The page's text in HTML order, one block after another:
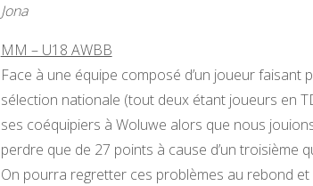
Jona
MM – U18 AWBB
Face à une équipe composé d’un joueur
sélection nationale (tout deux étant joueurs en
ses coéquipiers à Woluwe alors que nous
perdre que de 27 points à cause d’un troisième
On pourra regretter ces problèmes au rebond